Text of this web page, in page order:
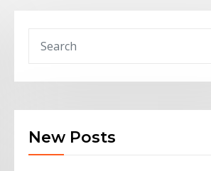
New Posts